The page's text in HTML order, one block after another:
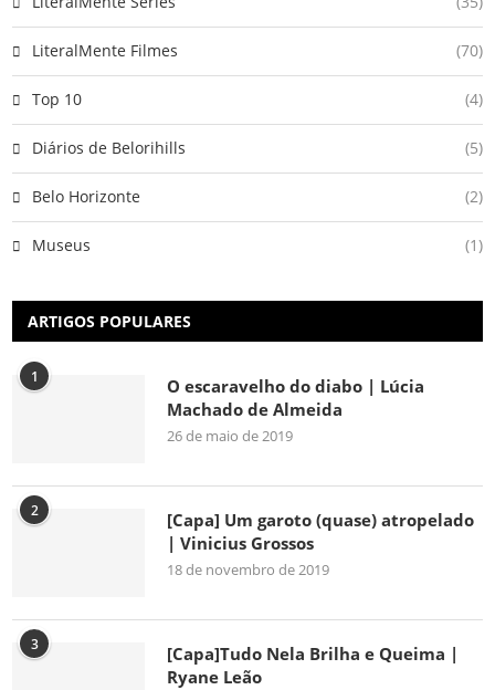
LiteralMente Filmes (70)
Top 10 (4)
Diários de Belorihills (5)
Belo Horizonte (2)
Museus (1)
ARTIGOS POPULARES
1
O escaravelho do diabo | Lúcia
Machado de Almeida
26 de maio de 2019
2
[Capa] Um garoto (quase) atropelado
| Vinicius Grossos
18 de novembro de 2019
3
[Capa]Tudo Nela Brilha e Queima |
Ryane Leão